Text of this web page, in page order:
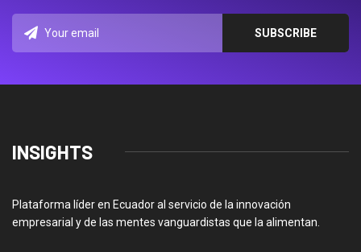
INSIGHTS
Plataforma líder en Ecuador al servicio de la innovación
empresarial y de las mentes vanguardistas que la alimentan.